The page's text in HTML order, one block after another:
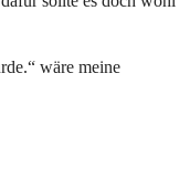
wäre meine